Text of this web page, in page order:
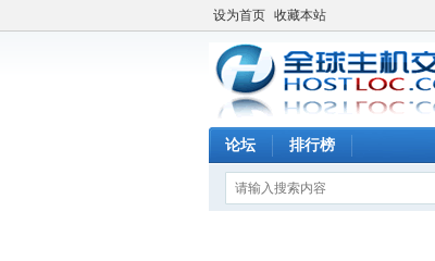
设为首页 收藏本站
论坛 排行榜